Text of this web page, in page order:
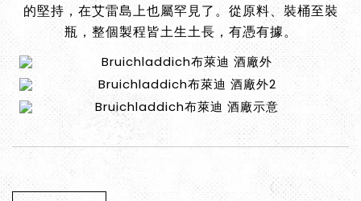
的堅持，在艾雷島上也屬罕見了。從原料、裝桶至裝
瓶，整個製程皆土生土長，有憑有據。